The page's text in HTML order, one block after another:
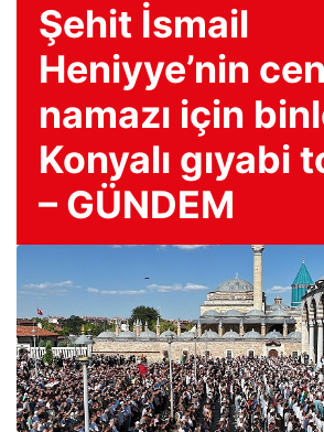
Şehit İsmail
Heniyye’nin
namazı için
Konyalı gıyabi
– GÜNDEM